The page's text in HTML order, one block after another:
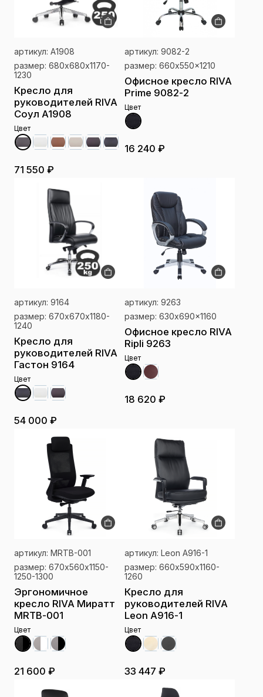
артикул: A1908
размер: 680х680х1170-
1230
Кресло для
руководителей RIVA
Соул A1908
Цвет
71 550 ₽
артикул: 9082-2
размер: 660x550x1210
Офисное кресло RIVA
Prime 9082-2
Цвет
16 240 ₽
артикул: 9164
размер: 670х670х1180-
1240
Кресло для
руководителей RIVA
Гастон 9164
Цвет
54 000 ₽
артикул: 9263
размер: 630x690x1160
Офисное кресло RIVA
Ripli 9263
Цвет
18 620 ₽
артикул: MRTB-001
размер: 670х560х1150-
1250-1300
Эргономичное
кресло RIVA Миратт
MRTB-001
Цвет
21 600 ₽
артикул: Leon A916-1
размер: 660х590х1160-
1260
Кресло для
руководителей RIVA
Leon A916-1
Цвет
33 447 ₽